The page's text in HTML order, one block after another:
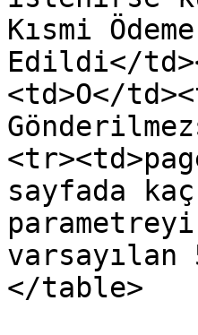
Kısmi
Edildi</
<td>O</
sayfada
</table>